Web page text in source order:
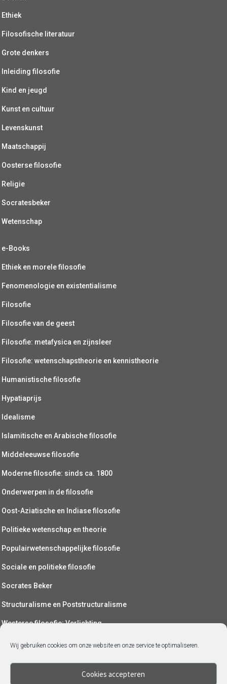
Wij gebruiken cookies om onze website en onze service te optimaliseren.
Cookies accepteren
Ethiek
Filosofische literatuur
Grote denkers
Inleiding filosofie
Kind en jeugd
Kunst en cultuur
Levenskunst
Maatschappij
Oosterse filosofie
Religie
Socratesbeker
Wetenschap
e-Books
Ethiek en morele filosofie
Fenomenologie en existentialisme
Filosofie
Filosofie van de geest
Filosofie: metafysica en zijnsleer
Filosofie: wetenschapstheorie en kennistheorie
Humanistische filosofie
Hypatiaprijs
Idealisme
Islamitische en Arabische filosofie
Middeleeuwse filosofie
Moderne filosofie: sinds ca. 1800
Onderwerpen in de filosofie
Oost-Aziatische en Indiase filosofie
Politieke wetenschap en theorie
Populairwetenschappelijke filosofie
Sociale en politieke filosofie
Socrates Beker
Structuralisme en Poststructuralisme
Westerse filosofie: Verlichting
Wetenschapsfilosofie
Yoga (als filosofie)